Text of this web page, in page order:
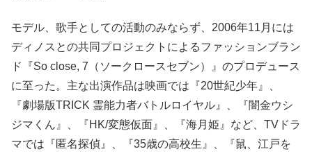
モデル、歌手としての活動のみならず、2006年11月には
ディノスとの共同プロジェクトによるファッションブラン
ド『So close, 7（ソークロースセブン）』のプロデュース
に至った。主な出演作品は映画では『20世紀少年』、
『劇場版TRICK 霊能力者バトルロイヤル』、『闇金ウシ
ジマくん』、『HK/変態仮面』、『海月姫』など、TVドラ
マでは『匿名探偵』、『35歳の高校生』、『鼠、江戸を